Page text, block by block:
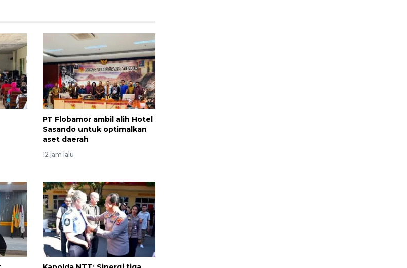
PT Flobamor ambil alih Hotel
Sasando untuk optimalkan
aset daerah
12 jam lalu